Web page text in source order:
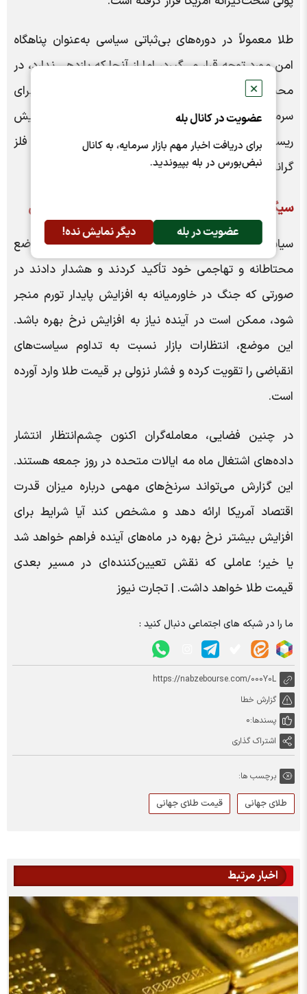
✕
عضویت در کانال بله
برای دریافت اخبار مهم بازار سرمایه، به کانال
نبض‌بورس در بله بپیوندید.
عضویت در بله دیگر نمایش نده!
طلا معمولاً در دوره‌های بی‌ثباتی سیاسی به‌عنوان پناهگاه
امن مورد توجه قرار می‌گیرد، اما از آنجا که بازدهی ندارد، در
محیطی با نرخ‌های بهره بالا جذابیت کمتری برای
سرمایه‌گذاران پیدا می‌کند. به همین دلیل، افزایش
ریسک‌های ژئوپلیتیک نتوانسته مانع افت قیمت این فلز
گرانبها شود.
سیگنال‌های فدرال رزرو و انتظار برای داده‌های اشتغال
سیاست‌گذاران فدرال‌رزرو روز جمعه بار دیگر بر موضع
محتاطانه و تهاجمی خود تأکید کردند و هشدار دادند در
صورتی که جنگ در خاورمیانه به افزایش پایدار تورم منجر
شود، ممکن است در آینده نیاز به افزایش نرخ بهره باشد.
این موضع، انتظارات بازار نسبت به تداوم سیاست‌های
انقباضی را تقویت کرده و فشار نزولی بر قیمت طلا وارد آورده
است.
در چنین فضایی، معامله‌گران اکنون چشم‌انتظار انتشار
داده‌های اشتغال ماه مه ایالات متحده در روز جمعه هستند.
این گزارش می‌تواند سرنخ‌های مهمی درباره میزان قدرت
اقتصاد آمریکا ارائه دهد و مشخص کند آیا شرایط برای
افزایش بیشتر نرخ بهره در ماه‌های آینده فراهم خواهد شد
یا خیر؛ عاملی که نقش تعیین‌کننده‌ای در مسیر بعدی
قیمت طلا خواهد داشت. | تجارت نیوز
ما را در شبکه های اجتماعی دنبال کنید :
https://nabzebourse.com/000Y0L
گزارش خطا
پسندها:0
اشتراک گذاری
برچسب ها:
طلای جهانی قیمت طلای جهانی
اخبار مرتبط